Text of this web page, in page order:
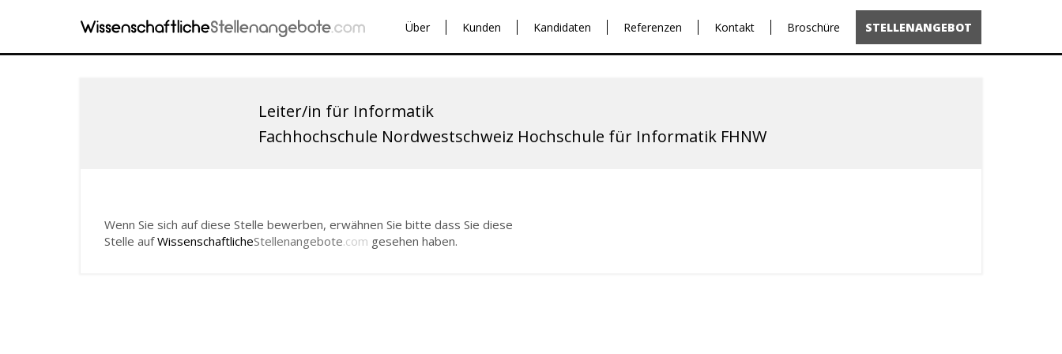
Über Kunden Kandidaten Referenzen Kontakt Broschüre STELLENANGEBOT
Leiter/in für Informatik
Fachhochschule Nordwestschweiz Hochschule für Informatik FHNW
Wenn Sie sich auf diese Stelle bewerben, erwähnen Sie bitte dass Sie diese
Stelle aufWissenschaftlicheStellenangebote.com gesehen haben.